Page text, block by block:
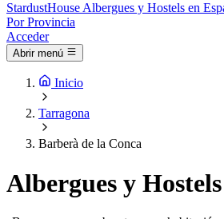
StardustHouse Albergues y Hostels en
Por Provincia
Acceder
Abrir menú
Inicio
Tarragona
Barberà de la Conca
Albergues y